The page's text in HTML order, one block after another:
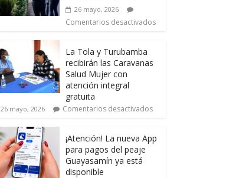
26 mayo, 2026
Comentarios desactivados
La Tola y Turubamba
recibirán las Caravanas
Salud Mujer con
atención integral
gratuita
26 mayo, 2026 Comentarios desactivados
¡Atención! La nueva App
para pagos del peaje
Guayasamín ya está
disponible